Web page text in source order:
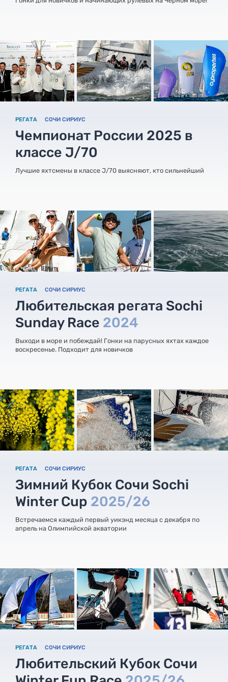
РЕГАТА СОЧИ СИРИУС
Чемпионат России 2025 в
классе J/70
Лучшие яхтсмены в классе J/70 выясняют, кто сильнейший
РЕГАТА СОЧИ СИРИУС
Любительская регата Sochi
Sunday Race 2024
Выходи в море и побеждай! Гонки на парусных яхтах каждое
воскресенье. Подходит для новичков
РЕГАТА СОЧИ СИРИУС
Зимний Кубок Сочи Sochi
Winter Cup 2025/26
Встречаемся каждый первый уикэнд месяца с декабря по
апрель на Олимпийской акватории
РЕГАТА СОЧИ СИРИУС
Любительский Кубок Сочи